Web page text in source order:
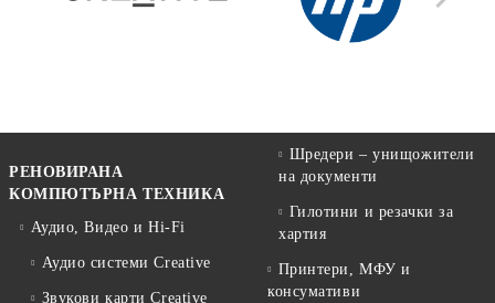
РЕНОВИРАНА
КОМПЮТЪРНА ТЕХНИКА
Аудио, Видео и Hi-Fi
Аудио системи Creative
Звукови карти Creative
Шредери – унищожители
на документи
Гилотини и резачки за
хартия
Принтери, МФУ и
консумативи